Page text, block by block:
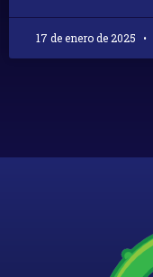
17 de enero de 2025